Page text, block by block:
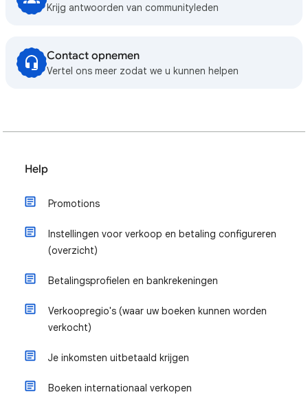
Krijg antwoorden van communityleden
Contact opnemen
Vertel ons meer zodat we u kunnen helpen
Help
Promotions
Instellingen voor verkoop en betaling configureren
(overzicht)
Betalingsprofielen en bankrekeningen
Verkoopregio's (waar uw boeken kunnen worden
verkocht)
Je inkomsten uitbetaald krijgen
Boeken internationaal verkopen